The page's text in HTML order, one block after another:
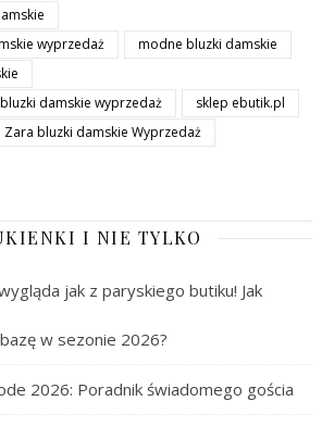
wyprzedaż
modne bluzki damskie
damskie wyprzedaż
sklep ebutik.pl
Zara bluzki damskie Wyprzedaż
I NIE TYLKO
jak z paryskiego butiku! Jak
w sezonie 2026?
2026: Poradnik świadomego gościa